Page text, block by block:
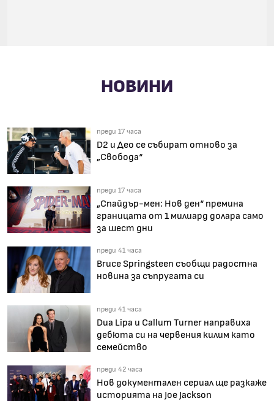
НОВИНИ
преди 17 часа
D2 и Део се събират отново за
„Свобода“
преди 17 часа
„Спайдър-мен: Нов ден“ премина
границата от 1 милиард долара само
за шест дни
преди 41 часа
Bruce Springsteen съобщи радостна
новина за съпругата си
преди 41 часа
Dua Lipa и Callum Turner направиха
дебюта си на червения килим като
семейство
преди 42 часа
Нов документален сериал ще разкаже
историята на Joe Jackson